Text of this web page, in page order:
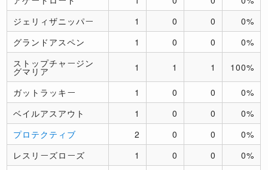
ジェリィザニッパー
1 0 0
0%
グランドアスペン
1 0 0
0%
ストップチャージン
グマリア 1 1 1 100%
ガットラッキー 1 0 0
0%
ベイルアスアウト
1 0 0
0%
プロテクティブ
2 0 0
0%
レスリーズローズ
1 0 0
0%